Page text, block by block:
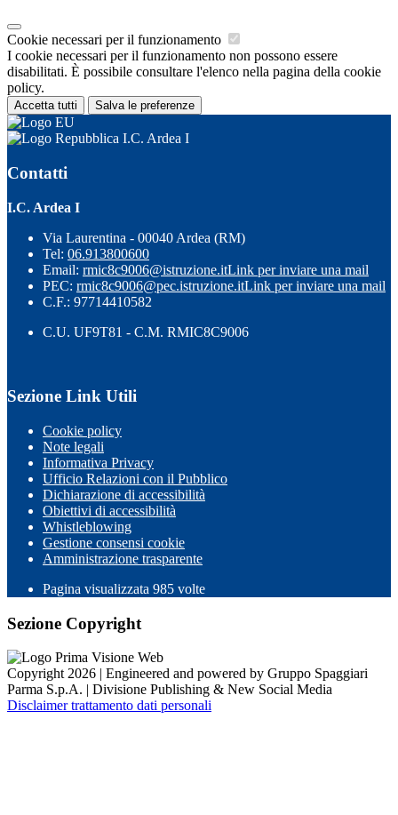
Cookie necessari per il funzionamento
I cookie necessari per il funzionamento non possono essere
disabilitati. È possibile consultare l'elenco nella pagina della cookie
policy.
Accetta tutti Salva le preferenze
I.C. Ardea I
Contatti
I.C. Ardea I
Via Laurentina - 00040 Ardea (RM)
Tel: 06.913800600
Email: rmic8c9006@istruzione.itLink per inviare una mail
PEC: rmic8c9006@pec.istruzione.itLink per inviare una mail
C.F.: 97714410582
C.U. UF9T81 - C.M. RMIC8C9006
Sezione Link Utili
Cookie policy
Note legali
Informativa Privacy
Ufficio Relazioni con il Pubblico
Dichiarazione di accessibilità
Obiettivi di accessibilità
Whistleblowing
Gestione consensi cookie
Amministrazione trasparente
Pagina visualizzata 985 volte
Sezione Copyright
Copyright 2026 | Engineered and powered by Gruppo Spaggiari
Parma S.p.A. | Divisione Publishing & New Social Media
Disclaimer trattamento dati personali